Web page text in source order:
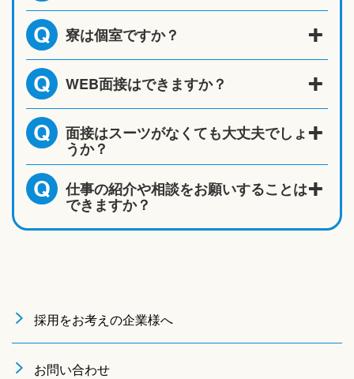
Q 寮は個室ですか？
Q WEB面接はできますか？
Q 面接はスーツがなくても大丈夫でしょ
うか？
Q 仕事の紹介や相談をお願いすることは
できますか？
採用をお考えの企業様へ
お問い合わせ